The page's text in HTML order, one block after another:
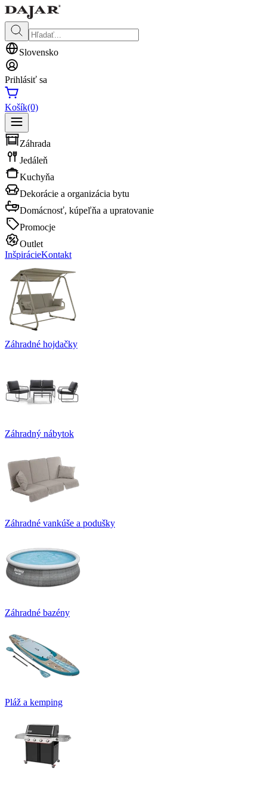
Slovensko
Prihlásiť sa
Košík(0)
Záhrada
Jedáleň
Kuchyňa
Dekorácie a organizácia bytu
Domácnosť, kúpeľňa a upratovanie
Promocje
Outlet
InšpirácieKontakt
Záhradné hojdačky
Záhradný nábytok
Záhradné vankúše a podušky
Záhradné bazény
Pláž a kemping